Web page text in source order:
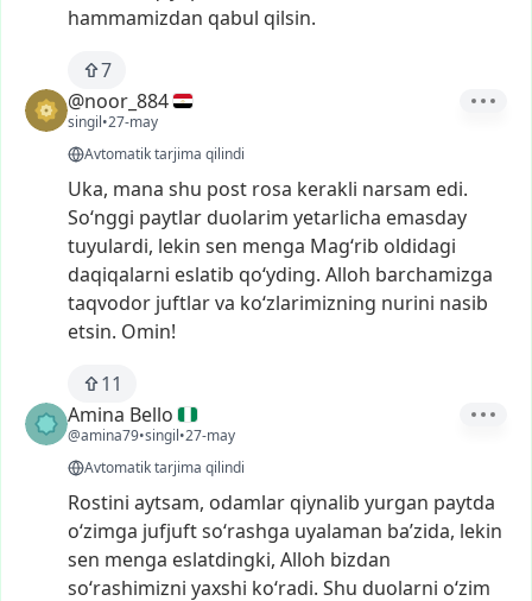
hammamizdan qabul qilsin.
7
@noor_884
singil•27-may
Avtomatik tarjima qilindi
Uka, mana shu post rosa kerakli narsam edi.
So‘nggi paytlar duolarim yetarlicha emasday
tuyulardi, lekin sen menga Mag‘rib oldidagi
daqiqalarni eslatib qo‘yding. Alloh barchamizga
taqvodor juftlarva ko‘zlarimizning nurini nasib
etsin. Omin!
11
Amina Bello
@amina79•singil•27-may
Avtomatik tarjima qilindi
Rostini aytsam, odamlar qiynalib yurgan paytda
o‘zimga jufjuftso‘rashga uyalaman ba’zida, lekin
sen menga eslatdingki, Alloh bizdan
so‘rashimizni yaxshi ko‘radi. Shu duolarni o‘zim